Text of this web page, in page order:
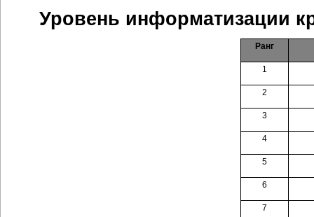
Уровень информатизации
Ранг
1
2
3
4
5
6
7